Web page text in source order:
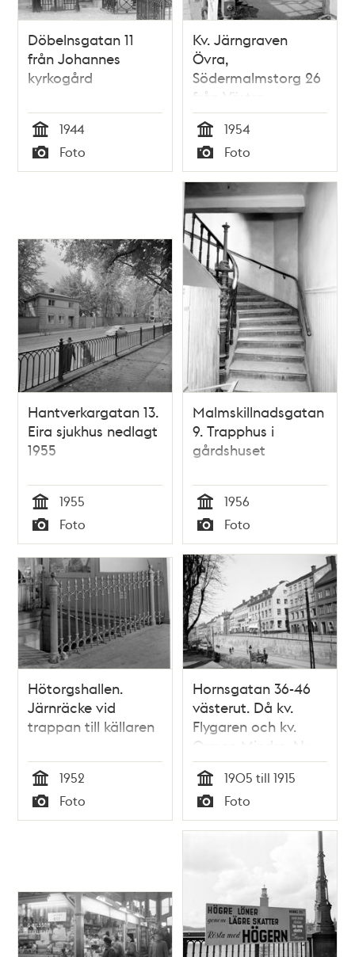
Döbelnsgatan 11
från Johannes
kyrkogård
Tid
1944
Typ
Foto
Kv. Järngraven
Övra,
Södermalmstorg 26
från Västra
Slussgatan 10.
Kvarteret låg mellan
Sjöbergsplan och
Södermalmstorg vid
ungefär nuvarande
Guldfjärdsplan
Tid
1954
Typ
Foto
Hantverkargatan 13.
Eira sjukhus nedlagt
1955
Tid
1955
Typ
Foto
Malmskillnadsgatan
9. Trapphus i
gårdshuset
Tid
1956
Typ
Foto
Hötorgshallen.
Järnräcke vid
trappan till källaren
Tid
1952
Typ
Foto
Hornsgatan 36-46
västerut. Då kv.
Flygaren och kv.
Ormen Mindre. Nu
kv. Svalgången och
kv. Ormen Mindre
Tid
1905 till 1915
Typ
Foto